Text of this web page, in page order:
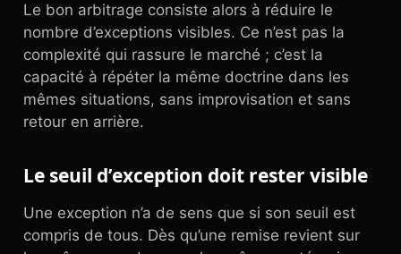
Le bon arbitrage consiste alors à réduire le
nombre d’exceptions visibles. Ce n’est pas la
complexité qui rassure le marché ; c’est la
capacité à répéter la même doctrine dans les
mêmes situations, sans improvisation et sans
retour en arrière.
Le seuil d’exception doit rester visible
Une exception n’a de sens que si son seuil est
compris de tous. Dès qu’une remise revient sur